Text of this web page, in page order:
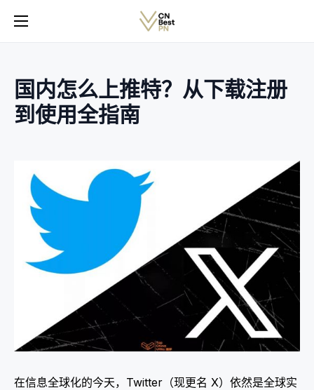
国内怎么上推特？从下载注册
到使用全指南
在信息全球化的今天，Twitter（现更名 X）依然是全球实